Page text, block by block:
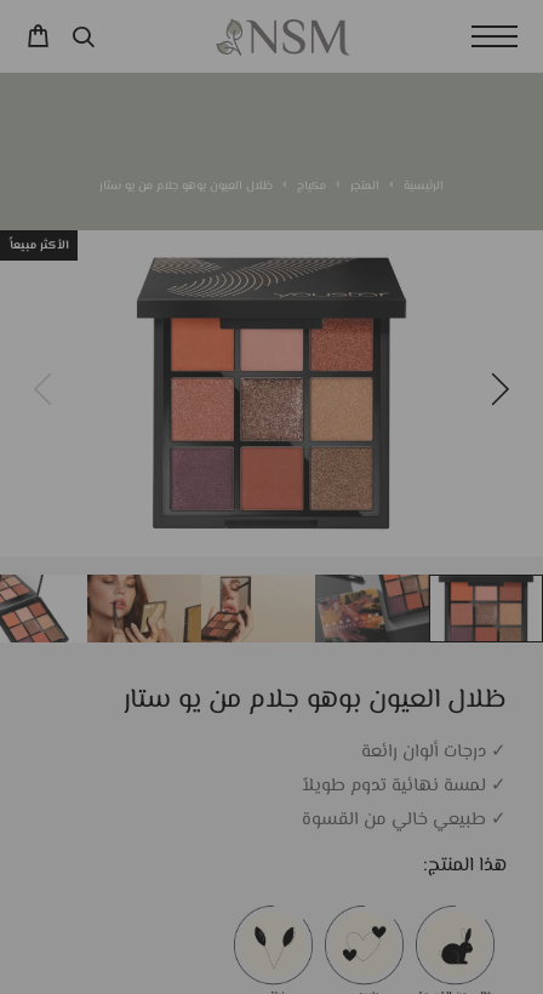
الرئيسية المتجر مكياج ظلال العيون بوهو جلام من يو ستار
الأكثر مبيعاً
ظلال العيون بوهو جلام من يو ستار
✓ درجات ألوان رائعة
✓ لمسة نهائية تدوم طويلاً
✓ طبيعي خالي من القسوة
هذا المنتج: